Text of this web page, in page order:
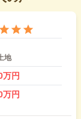
地
万円
万円